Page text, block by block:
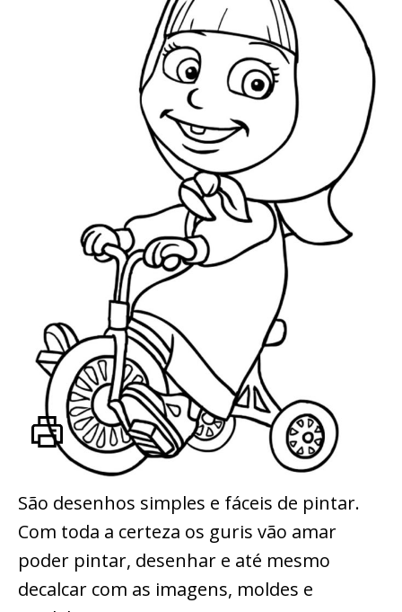
São desenhos simples e fáceis de pintar.
Com toda a certeza os guris vão amar
poder pintar, desenhar e até mesmo
decalcar com as imagens, moldes e